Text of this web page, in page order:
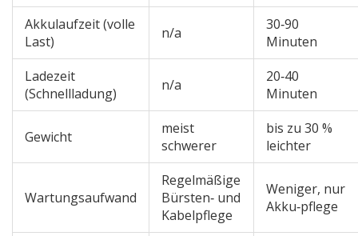
Akkulaufzeit (volle
Last)
n/a
30‑90
Minuten
Ladezeit
(Schnellladung)
n/a
20‑40
Minuten
Gewicht
meist
schwerer
bis zu 30 %
leichter
Wartungsaufwand
Regelmäßige
Bürsten‑ und
Kabelpflege
Weniger, nur
Akku‑pflege